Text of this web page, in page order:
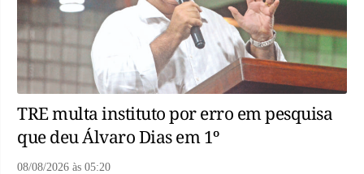
TRE multa instituto por erro em pesquisa
que deu Álvaro Dias em 1º
08/08/2026 às 05:20